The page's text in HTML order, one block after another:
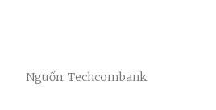
Nguồn: Techcombank